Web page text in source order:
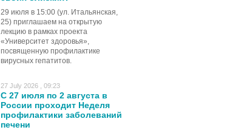
29 июля в 15:00 (ул. Итальянская,
25) приглашаем на открытую
лекцию в рамках проекта
«Университет здоровья»,
посвященную профилактике
вирусных гепатитов.
27 July 2026 , 09:23
С 27 июля по 2 августа в
России проходит Неделя
профилактики заболеваний
печени